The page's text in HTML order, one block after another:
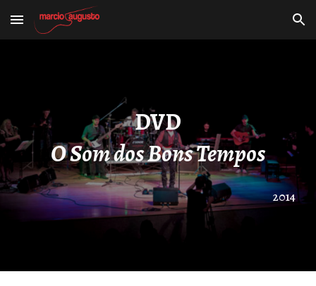
Skip to main content Skip to navigation
DVD
O Som dos Bons Tempos
2014